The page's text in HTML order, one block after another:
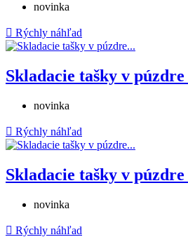
novinka
 Rýchly náhľad
Skladacie tašky v
novinka
 Rýchly náhľad
Skladacie tašky v
novinka
 Rýchly náhľad